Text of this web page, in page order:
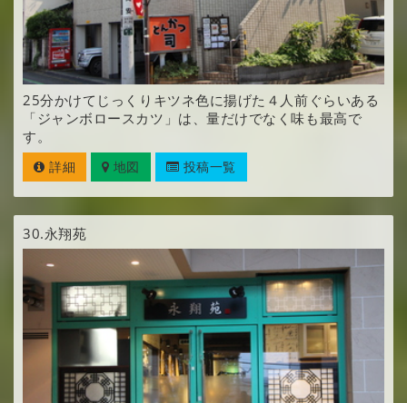
25分かけてじっくりキツネ色に揚げた４人前ぐらいある
「ジャンボロースカツ」は、量だけでなく味も最高で
す。
詳細 地図 投稿一覧
30.永翔苑